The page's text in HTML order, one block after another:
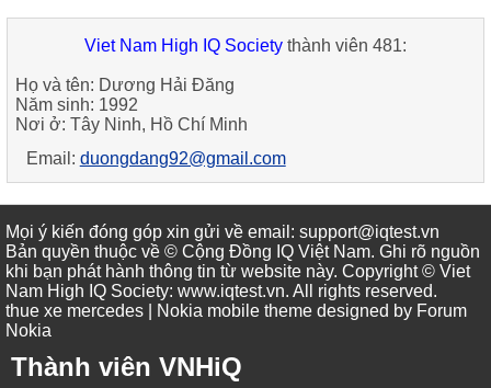
Viet Nam High IQ Societythành viên 481:
Họ và tên: Dương Hải Đăng
Năm sinh: 1992
Nơi ở: Tây Ninh, Hồ Chí Minh
Email: duongdang92@gmail.com
Mọi ý kiến đóng góp xin gửi về email: support@iqtest.vn
Bản quyền thuộc về © Cộng Đồng IQ Việt Nam. Ghi rõ nguồn
khi bạn phát hành thông tin từ website này. Copyright © Viet
Nam High IQ Society: www.iqtest.vn. All rights reserved.
thue xe mercedes | Nokia mobile theme designed by Forum
Nokia
Thành viên VNHiQ